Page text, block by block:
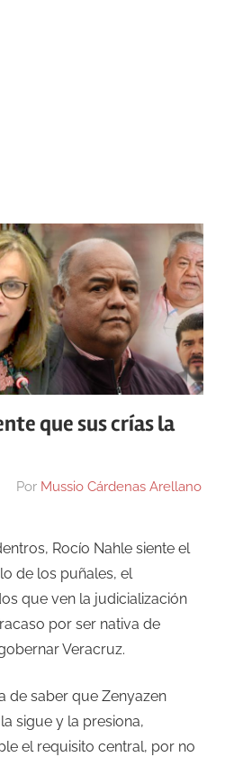
que sus crías la
Por Mussio Cárdenas Arellano
Rocío Nahle siente el
de los puñales, el
que ven la judicialización
por ser nativa de
Veracruz.
de saber que Zenyazen
sigue y la presiona,
el requisito central, por no